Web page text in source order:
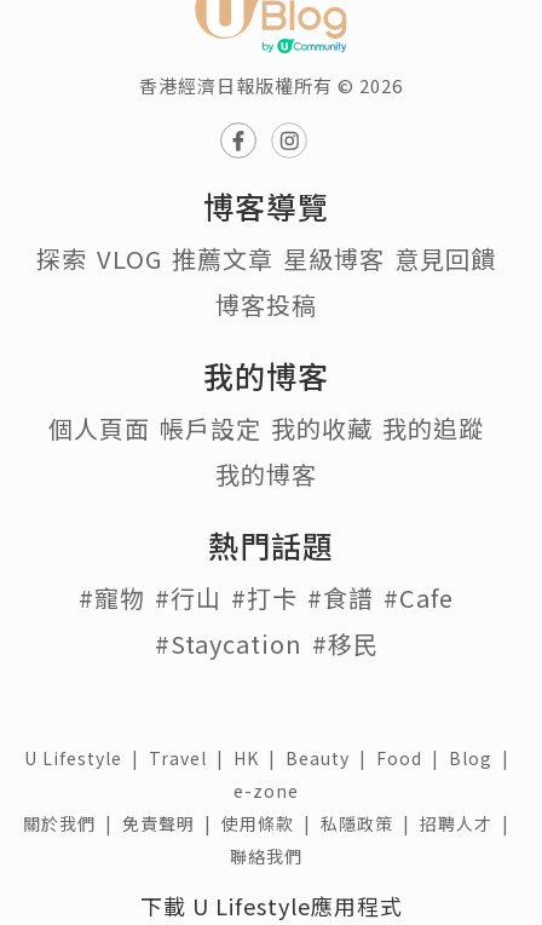
香港經濟日報版權所有 © 2026
博客導覽
探索 VLOG 推薦文章 星級博客 意見回饋
博客投稿
我的博客
個人頁面 帳戶設定 我的收藏 我的追蹤
我的博客
熱門話題
#寵物 #行山 #打卡 #食譜 #Cafe
#Staycation #移民
U Lifestyle | Travel | HK | Beauty | Food | Blog |
e-zone
關於我們 | 免責聲明 | 使用條款 | 私隱政策 | 招聘人才 |
聯絡我們
下載 U Lifestyle應用程式